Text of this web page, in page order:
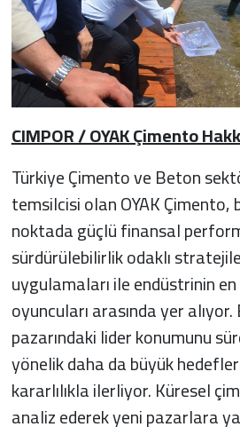
CIMPOR / OYAK Çimento
Türkiye Çimento ve Beton
temsilcisi olan OYAK Çimento,
noktada güçlü finansal
sürdürülebilirlik odaklı
uygulamaları ile endüstrinin
oyuncuları arasında yer
pazarındaki lider konumunu
yönelik daha da büyük
kararlılıkla ilerliyor. Küresel
analiz ederek yeni pazarlara